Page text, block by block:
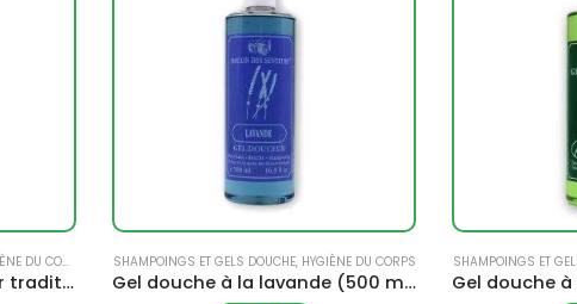
DU CORPS
Bougie parfumée senteur tradition – Papier d’Arménie
SHAMPOINGS ET GELS DOUCHE, HYGIÈNE DU CORPS
Gel douche à la lavande (500 ml) – Moulin des Senteurs
SHAMPOINGS ET